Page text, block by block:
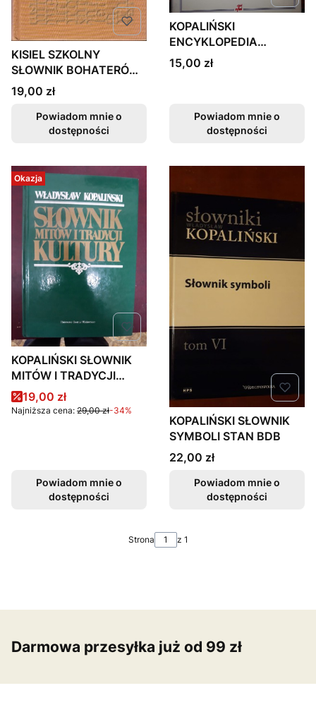
KISIEL SZKOLNY
SŁOWNIK BOHATERÓW
LITERACKICH NOWA
Cena
19,00 zł
Powiadom mnie o
dostępności
KOPALIŃSKI
ENCYKLOPEDIA
DRUGIEJ PŁCI STAN
BDB FV
Cena
15,00 zł
Powiadom mnie o
dostępności
Okazja
KOPALIŃSKI SŁOWNIK
MITÓW I TRADYCJI
KULTURY BDB
Cena promocyjna
19,00 zł
Najniższa cena: 29,00 zł-34%
Powiadom mnie o
dostępności
KOPALIŃSKI SŁOWNIK
SYMBOLI STAN BDB
Cena
22,00 zł
Powiadom mnie o
dostępności
Strona z 1
Darmowa przesyłka już od 99 zł